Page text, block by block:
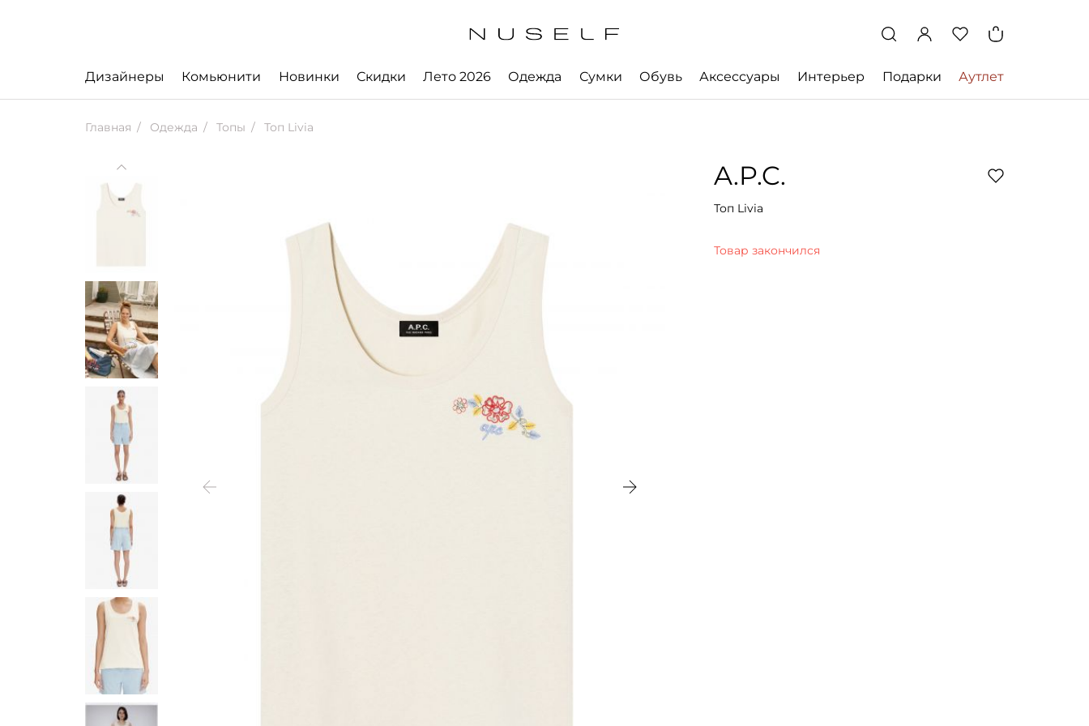
Дизайнеры Комьюнити Новинки Скидки Лето 2026 Одежда Сумки Обувь Аксессуары Интерьер Подарки Аутлет
Главная Одежда Топы Топ Livia
A.P.C.
Топ Livia
Товар закончился